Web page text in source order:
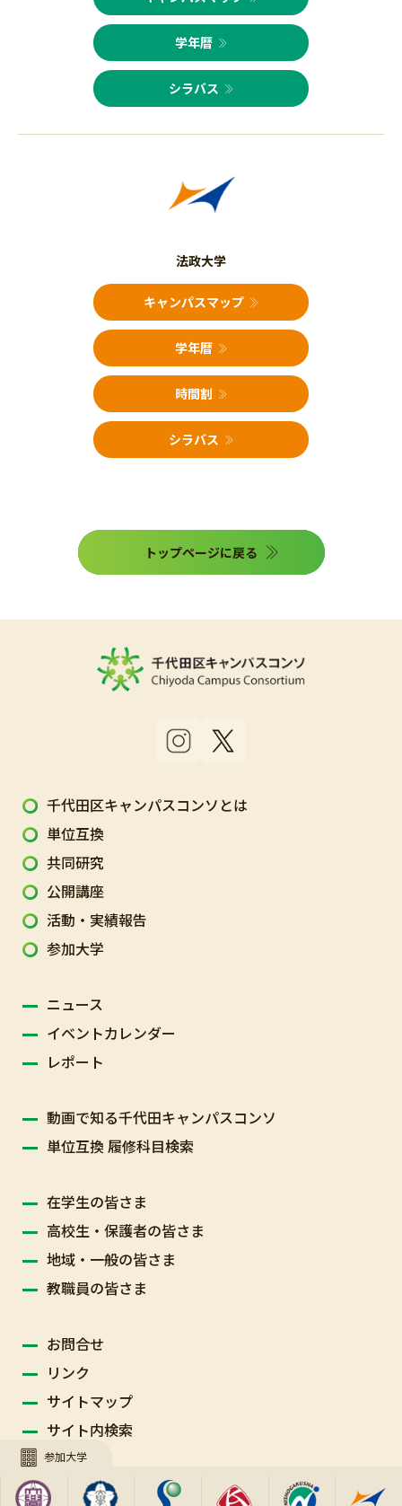
参加大学
学年暦
シラバス
法政大学
キャンパスマップ
学年暦
時間割
シラバス
トップページに戻る
千代田区キャンパスコンソとは
単位互換
共同研究
公開講座
活動・実績報告
参加大学
ニュース
イベントカレンダー
レポート
動画で知る千代田キャンパスコンソ
単位互換 履修科目検索
在学生の皆さま
高校生・保護者の皆さま
地域・一般の皆さま
教職員の皆さま
お問合せ
リンク
サイトマップ
サイト内検索
Copyright © Chiyoda Campus Consortium